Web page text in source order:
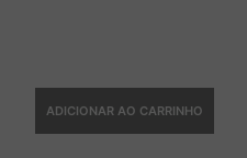
ADICIONAR AO CARRINHO